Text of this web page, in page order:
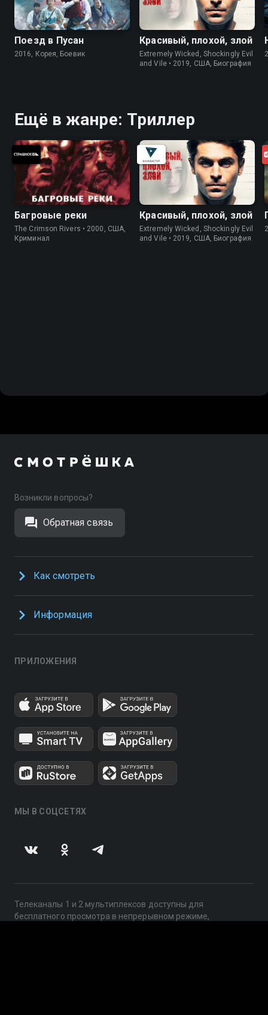
Поезд в Пусан
2016, Корея, Боевик
Красивый, плохой, злой
Extremely Wicked, Shockingly Evil
and Vile • 2019, США, Биография
Ещё в жанре: Триллер
Багровые реки
The Crimson Rivers • 2000, США,
Криминал
Красивый, плохой, злой
Extremely Wicked, Shockingly Evil
and Vile • 2019, США, Биография
Возникли вопросы?
Обратная связь
Как смотреть
Информация
ПРИЛОЖЕНИЯ
МЫ В СОЦСЕТЯХ
Телеканалы 1 и 2 мультиплексов доступны для
бесплатного просмотра в непрерывном режиме,